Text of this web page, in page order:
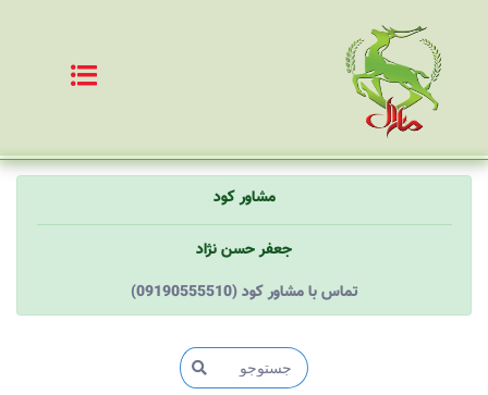
مشاور کود
جعفر حسن نژاد
(09190555510) تماس با مشاور کود